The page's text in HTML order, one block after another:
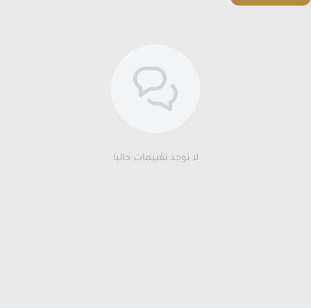
لا توجد تقييمات حاليا